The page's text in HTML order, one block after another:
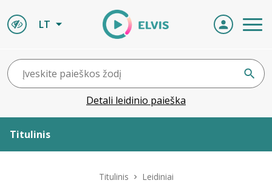
LT
Detali leidinio paieška
Titulinis
Titulinis Leidiniai